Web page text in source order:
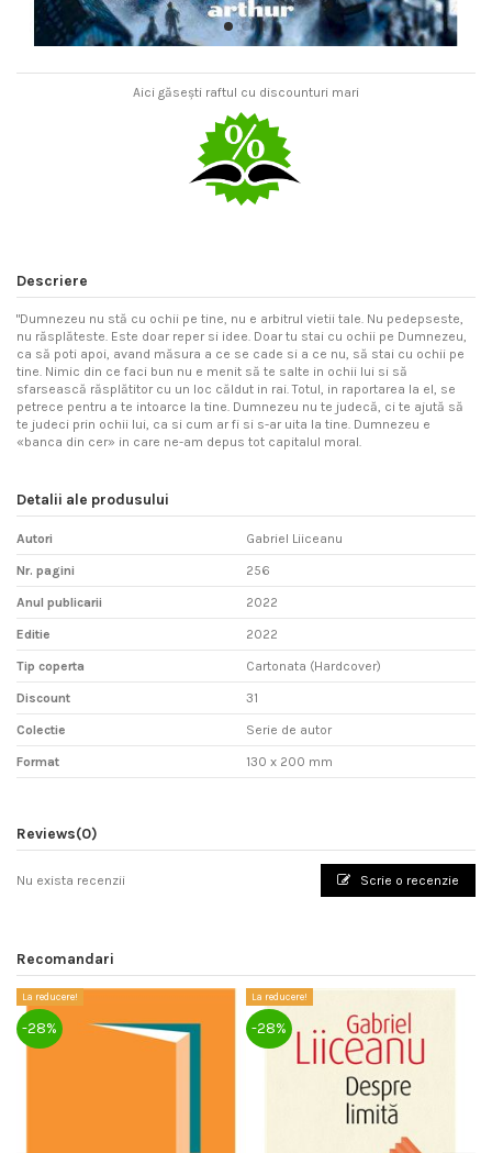
Aici găsești raftul cu discounturi mari
Descriere
"Dumnezeu nu stă cu ochii pe tine, nu e arbitrul vietii tale. Nu pedepseste,
nu răsplăteste. Este doar reper si idee. Doar tu stai cu ochii pe Dumnezeu,
ca să poti apoi, avand măsura a ce se cade si a ce nu, să stai cu ochii pe
tine. Nimic din ce faci bun nu e menit să te salte in ochii lui si să
sfarsească răsplătitor cu un loc căldut in rai. Totul, in raportarea la el, se
petrece pentru a te intoarce la tine. Dumnezeu nu te judecă, ci te ajută să
te judeci prin ochii lui, ca si cum ar fi si s-ar uita la tine. Dumnezeu e
«banca din cer» in care ne-am depus tot capitalul moral.
Detalii ale produsului
Autori Gabriel Liiceanu
Nr. pagini 256
Anul publicarii 2022
Editie 2022
Tip coperta Cartonata (Hardcover)
Discount 31
Colectie Serie de autor
Format 130 x 200 mm
Reviews(0)
Nu exista recenzii Scrie o recenzie
Recomandari
La reducere!
-28%
La reducere!
-28%